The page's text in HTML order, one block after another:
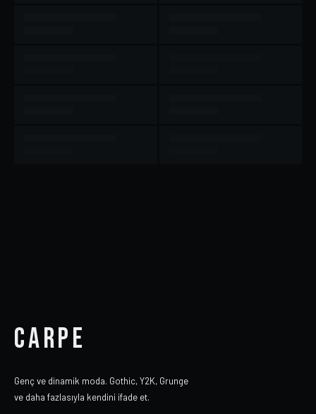
CARPE
Genç ve dinamik moda. Gothic, Y2K, Grunge
ve daha fazlasıyla kendini ifade et.